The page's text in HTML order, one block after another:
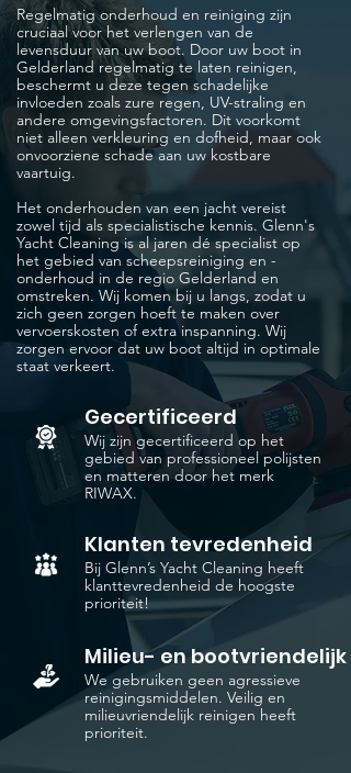
Regelmatig onderhoud en reiniging zijn
cruciaal voor het verlengen van de
levensduur van uw boot. Door uw boot in
Gelderland regelmatig te laten reinigen,
beschermt u deze tegen schadelijke
invloeden zoals zure regen, UV-straling en
andere omgevingsfactoren. Dit voorkomt
niet alleen verkleuring en dofheid, maar ook
onvoorziene schade aan uw kostbare
vaartuig.
Het onderhouden van een jacht vereist
zowel tijd als specialistische kennis. Glenn's
Yacht Cleaning is al jaren dé specialist op
het gebied van scheepsreiniging en -
onderhoud in de regio Gelderland en
omstreken. Wij komen bij u langs, zodat u
zich geen zorgen hoeft te maken over
vervoerskosten of extra inspanning. Wij
zorgen ervoor dat uw boot altijd in optimale
staat verkeert.
Gecertificeerd
Wij zijn gecertificeerd op het
gebied van professioneel polijsten
en matteren door het merk
RIWAX.
Klanten tevredenheid
Bij Glenn’s Yacht Cleaning heeft
klanttevredenheid de hoogste
prioriteit!
Milieu- en bootvriendelijk
We gebruiken geen agressieve
reinigingsmiddelen. Veilig en
milieuvriendelijk reinigen heeft
prioriteit.